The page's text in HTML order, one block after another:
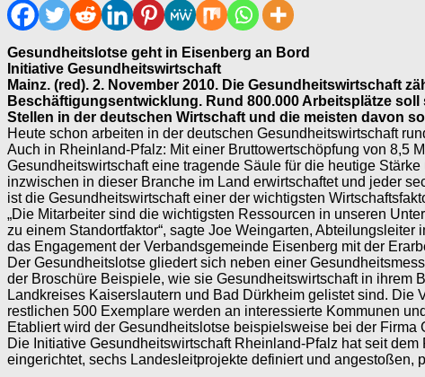
Gesundheitslotse geht in Eisenberg an Bord
Initiative Gesundheitswirtschaft
Mainz. (red). 2. November 2010. Die Gesundheitswirtschaft
Beschäftigungsentwicklung. Rund 800.000 Arbeitsplätze
Stellen in der deutschen Wirtschaft und die meisten davon
Heute schon arbeiten in der deutschen Gesundheitswirtschaft
Auch in Rheinland-Pfalz: Mit einer Bruttowertschöpfung von 8,5
Gesundheitswirtschaft eine tragende Säule für die heutige
inzwischen in dieser Branche im Land erwirtschaftet und jeder
ist die Gesundheitswirtschaft einer der wichtigsten
„Die Mitarbeiter sind die wichtigsten Ressourcen in unseren
zu einem Standortfaktor“, sagte Joe Weingarten,
das Engagement der Verbandsgemeinde Eisenberg mit der
Der Gesundheitslotse gliedert sich neben einer
der Broschüre Beispiele, wie sie Gesundheitswirtschaft in ihrem
Landkreises Kaiserslautern und Bad Dürkheim gelistet sind.
restlichen 500 Exemplare werden an interessierte Kommunen
Etabliert wird der Gesundheitslotse beispielsweise bei der
Die Initiative Gesundheitswirtschaft Rheinland-Pfalz hat seit
eingerichtet, sechs Landesleitprojekte definiert und